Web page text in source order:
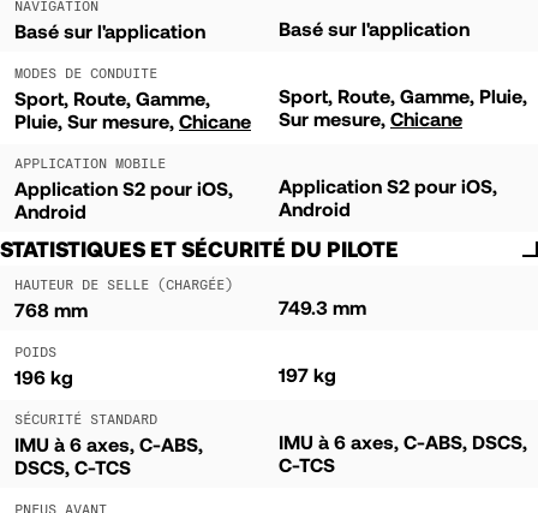
NAVIGATION
Basé sur l'application Basé sur l'application
MODES DE CONDUITE
Sport Route Gamme
Pluie Sur mesure Chicane
Sport Route Gamme Pluie
Sur mesure Chicane
APPLICATION MOBILE
Application S2 pour iOS,
Android
Application S2 pour iOS,
Android
STATISTIQUES ET SÉCURITÉ DU PILOTE
HAUTEUR DE SELLE (CHARGÉE)
768 mm 749.3 mm
POIDS
196 kg 197 kg
SÉCURITÉ STANDARD
IMU à 6 axes, C-ABS,
DSCS, C-TCS
IMU à 6 axes, C-ABS, DSCS,
C-TCS
PNEUS AVANT